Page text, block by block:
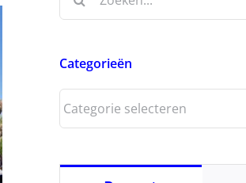
naar:
Categorieën
Categorieën